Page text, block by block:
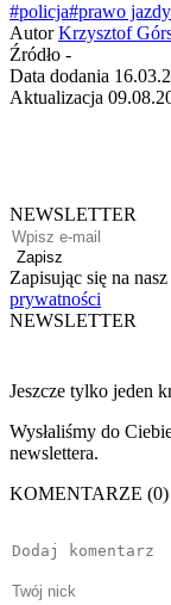
#policja#prawo jazdy
Autor Krzysztof
Źródło -
Data dodania
Aktualizacja
NEWSLETTER
Zapisz
Zapisując się na
prywatności
NEWSLETTER
Jeszcze tylko jeden
Wysłaliśmy do
newslettera.
KOMENTARZE (0)